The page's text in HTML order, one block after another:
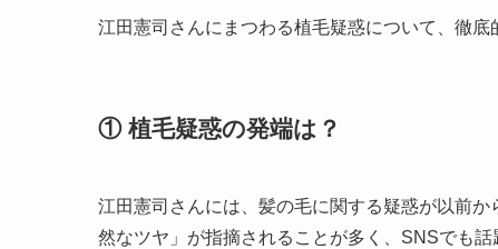
江田憲司さんにまつわる植毛疑惑について、徹底
① 植毛疑惑の発端は？
江田憲司さんには、髪の毛に関する疑惑が以前
然なツヤ」が指摘されることが多く、SNSでも話